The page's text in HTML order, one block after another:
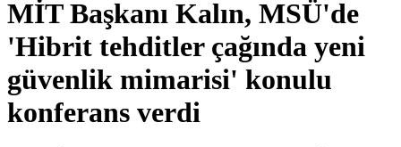
MİT Başkanı Kalın, MSÜ'de
'Hibrit tehditler çağında yeni
güvenlik mimarisi' konulu
konferans verdi